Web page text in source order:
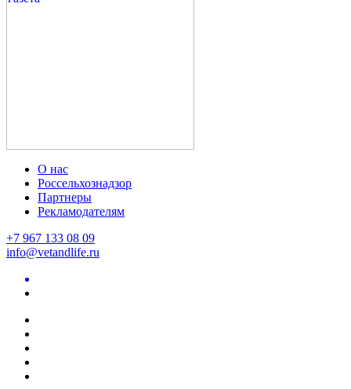
О нас
Россельхознадзор
Партнеры
Рекламодателям
+7 967 133 08 09
info@vetandlife.ru